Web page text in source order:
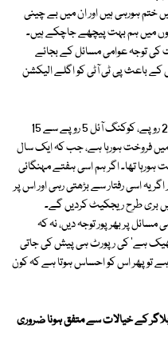
ختم ہورہی ہیں اور ان میں بے چینی
میں ہم بہت پیچھے جاچکے ہیں۔
توجہ عوامی مسائل کے بجائے
باعث پی ٹی آٹی کو اگلے الیکشن
اس ہفتے یوٹیلیٹی اسٹور پر گھی 8 روپے سے 20 روپے، کوکنگ آئل 5 روپے سے 15
آٹا 15 کلو کا تھیلا 940 روپے میں فروخت ہورہا ہے، جب کہ ایک سال
800 روپے میں فروخت ہورہا تھا۔ اگر ہم اسی ہفتے مہنگائی
0.22 فیصد رہی اور اگر یہ اسی رفتار سے بڑھتی رہی اور اس پر
میں بری طرح ریجکیٹ کردیں گے۔
پر بھرپور توجہ دیں، نہ کہ
ہے' کی رپورٹ ہی پیش کی جاتی
تو پھر اس کو احساس ہوتا ہے کہ کون
کے خیالات سے متفق ہونا ضروری